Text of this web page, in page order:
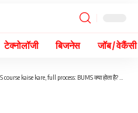
टेक्नोलॉजी बिजनेस जॉब / वेकैंसी
full process: BUMS क्या होता है? BUMS कोर्स कैसे करे? पूरी प्रक्रिया